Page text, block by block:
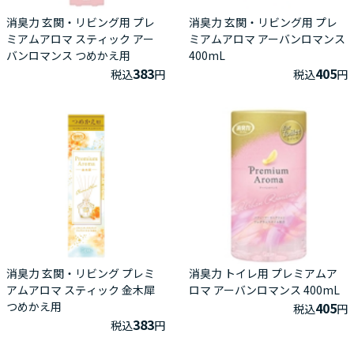
消臭力 玄関・リビング用 プレ
ミアムアロマ スティック アー
バンロマンス つめかえ用
税込383円
消臭力 玄関・リビング用 プレ
ミアムアロマ アーバンロマンス
400mL
税込405円
消臭力 玄関・リビング プレミ
アムアロマ スティック 金木犀
つめかえ用
税込383円
消臭力 トイレ用 プレミアムア
ロマ アーバンロマンス 400mL
税込405円